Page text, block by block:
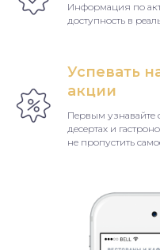
Информация по
доступность в
Успевать
акции
Первым узнавайте
десертах и
не пропустить